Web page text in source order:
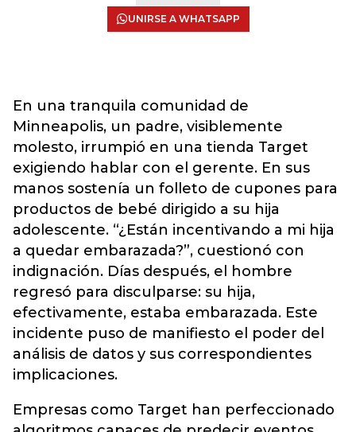
UNIRSE A WHATSAPP
En una tranquila comunidad de
Minneapolis, un padre, visiblemente
molesto, irrumpió en una tienda Target
exigiendo hablar con el gerente. En sus
manos sostenía un folleto de cupones para
productos de bebé dirigido a su hija
adolescente. “¿Están incentivando a mi hija
a quedar embarazada?”, cuestionó con
indignación. Días después, el hombre
regresó para disculparse: su hija,
efectivamente, estaba embarazada. Este
incidente puso de manifiesto el poder del
análisis de datos y sus correspondientes
implicaciones.
Empresas como Target han perfeccionado